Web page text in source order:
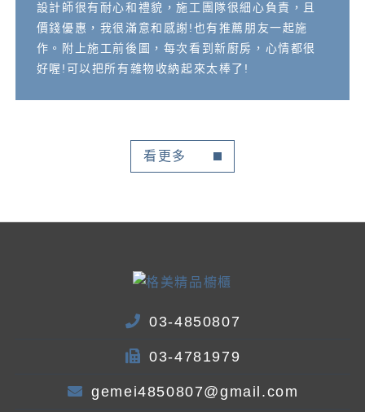
設計師很有耐心和禮貌，施工團隊很細心負責，且
價錢優惠，我很滿意和感謝!也有推薦朋友一起施
作。附上施工前後圖，每次看到新廚房，心情都很
好喔!可以把所有雜物收納起來太棒了!
看更多
03-4850807
03-4781979
gemei4850807@gmail.com